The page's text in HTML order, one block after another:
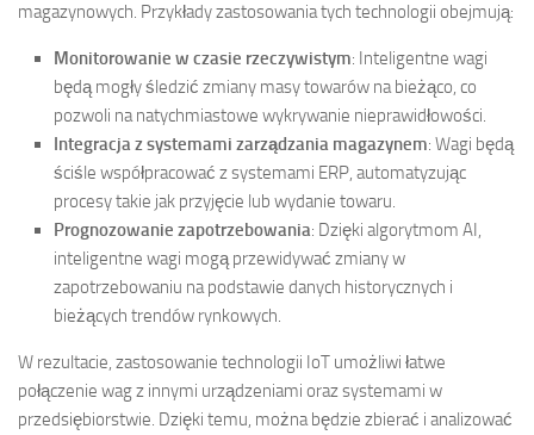
magazynowych. Przykłady zastosowania tych technologii obejmują:
Monitorowanie w czasie rzeczywistym: Inteligentne wagi
będą mogły śledzić zmiany masy towarów na bieżąco, co
pozwoli na natychmiastowe wykrywanie nieprawidłowości.
Integracja z systemami zarządzania magazynem: Wagi będą
ściśle współpracować z systemami ERP, automatyzując
procesy takie jak przyjęcie lub wydanie towaru.
Prognozowanie zapotrzebowania: Dzięki algorytmom AI,
inteligentne wagi mogą przewidywać zmiany w
zapotrzebowaniu na podstawie danych historycznych i
bieżących trendów rynkowych.
W rezultacie, zastosowanie technologii IoT umożliwi łatwe
połączenie wag z innymi urządzeniami oraz systemami w
przedsiębiorstwie. Dzięki temu, można będzie zbierać i analizować